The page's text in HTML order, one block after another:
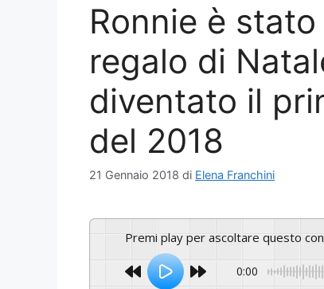
Ronnie è
regalo di
diventato il
del 2018
21 Gennaio 2018 di Elena Franchini
Premi play per ascoltare questo
0:00